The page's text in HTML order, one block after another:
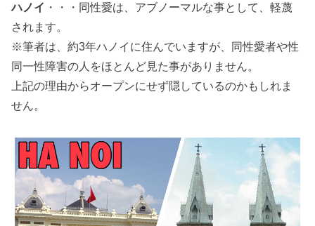
ハノイ ・・・同性愛は、アブノーマルな事として、軽蔑
されます。
※筆者は、約3年ハノイに住んでいますが、同性愛者や性
同一性障害の人をほとんど見た事がありません。
上記の理由からオープンにせず隠しているのかもしれま
せん。